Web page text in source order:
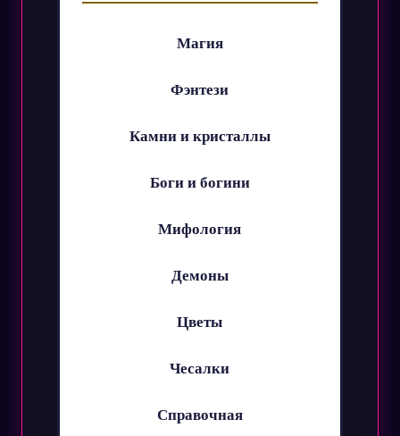
Магия
Фэнтези
Камни и кристаллы
Боги и богини
Мифология
Демоны
Цветы
Чесалки
Справочная